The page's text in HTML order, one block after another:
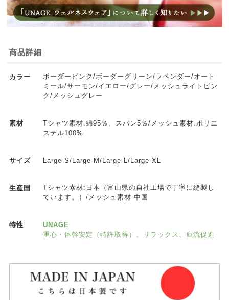
商品詳細
カラー
ボーダーピンク/ボーダーグリーン/ラベンダー/オート
ミール/サーモン/イエロー/グレー/メッシュライトピン
ク/メッシュグレー
素材
Tシャツ素材:綿95％、スパン5％/メッシュ素材:ポリエ
ステル100%
サイズ Large-S/Large-M/Large-L/Large-XL
生産国
Tシャツ素材:日本（富山県の自社工場で丁寧に縫製し
ています。）/メッシュ素材:中国
特性
UNAGE
重心・体幹安定（特許取得）、リラックス、血流促進